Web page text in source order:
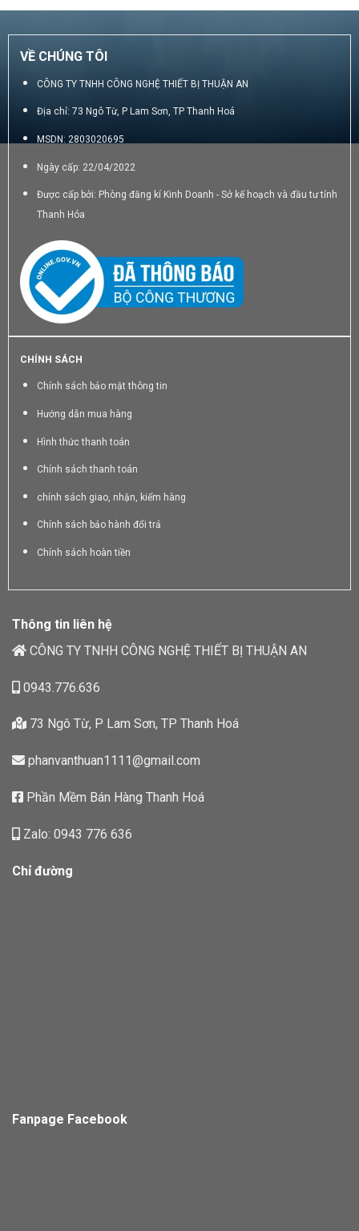
5.800₫.
5.800₫.
VỀ CHÚNG TÔI
CÔNG TY TNHH CÔNG NGHỆ THIẾT BỊ THUẬN AN
Địa chỉ: 73 Ngô Từ, P Lam Sơn, TP Thanh Hoá
MSDN: 2803020695
Ngày cấp: 22/04/2022
Được cấp bởi: Phòng đăng kí Kinh Doanh - Sở kế hoạch và đầu tư tỉnh
Thanh Hóa
CHÍNH SÁCH
Chính sách bảo mật thông tin
Hướng dẫn mua hàng
Hình thức thanh toán
Chính sách thanh toán
chính sách giao, nhận, kiểm hàng
Chính sách bảo hành đổi trả
Chính sách hoàn tiền
Thông tin liên hệ
CÔNG TY TNHH CÔNG NGHỆ THIẾT BỊ THUẬN AN
0943.776.636
73 Ngô Từ, P Lam Sơn, TP Thanh Hoá
phanvanthuan1111@gmail.com
Phần Mềm Bán Hàng Thanh Hoá
Zalo: 0943 776 636
Chỉ đường
Fanpage Facebook